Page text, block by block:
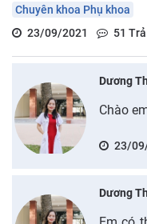
Chuyên khoa Phụ khoa
23/09/2021
51
Dương
Chào
23/
Dương